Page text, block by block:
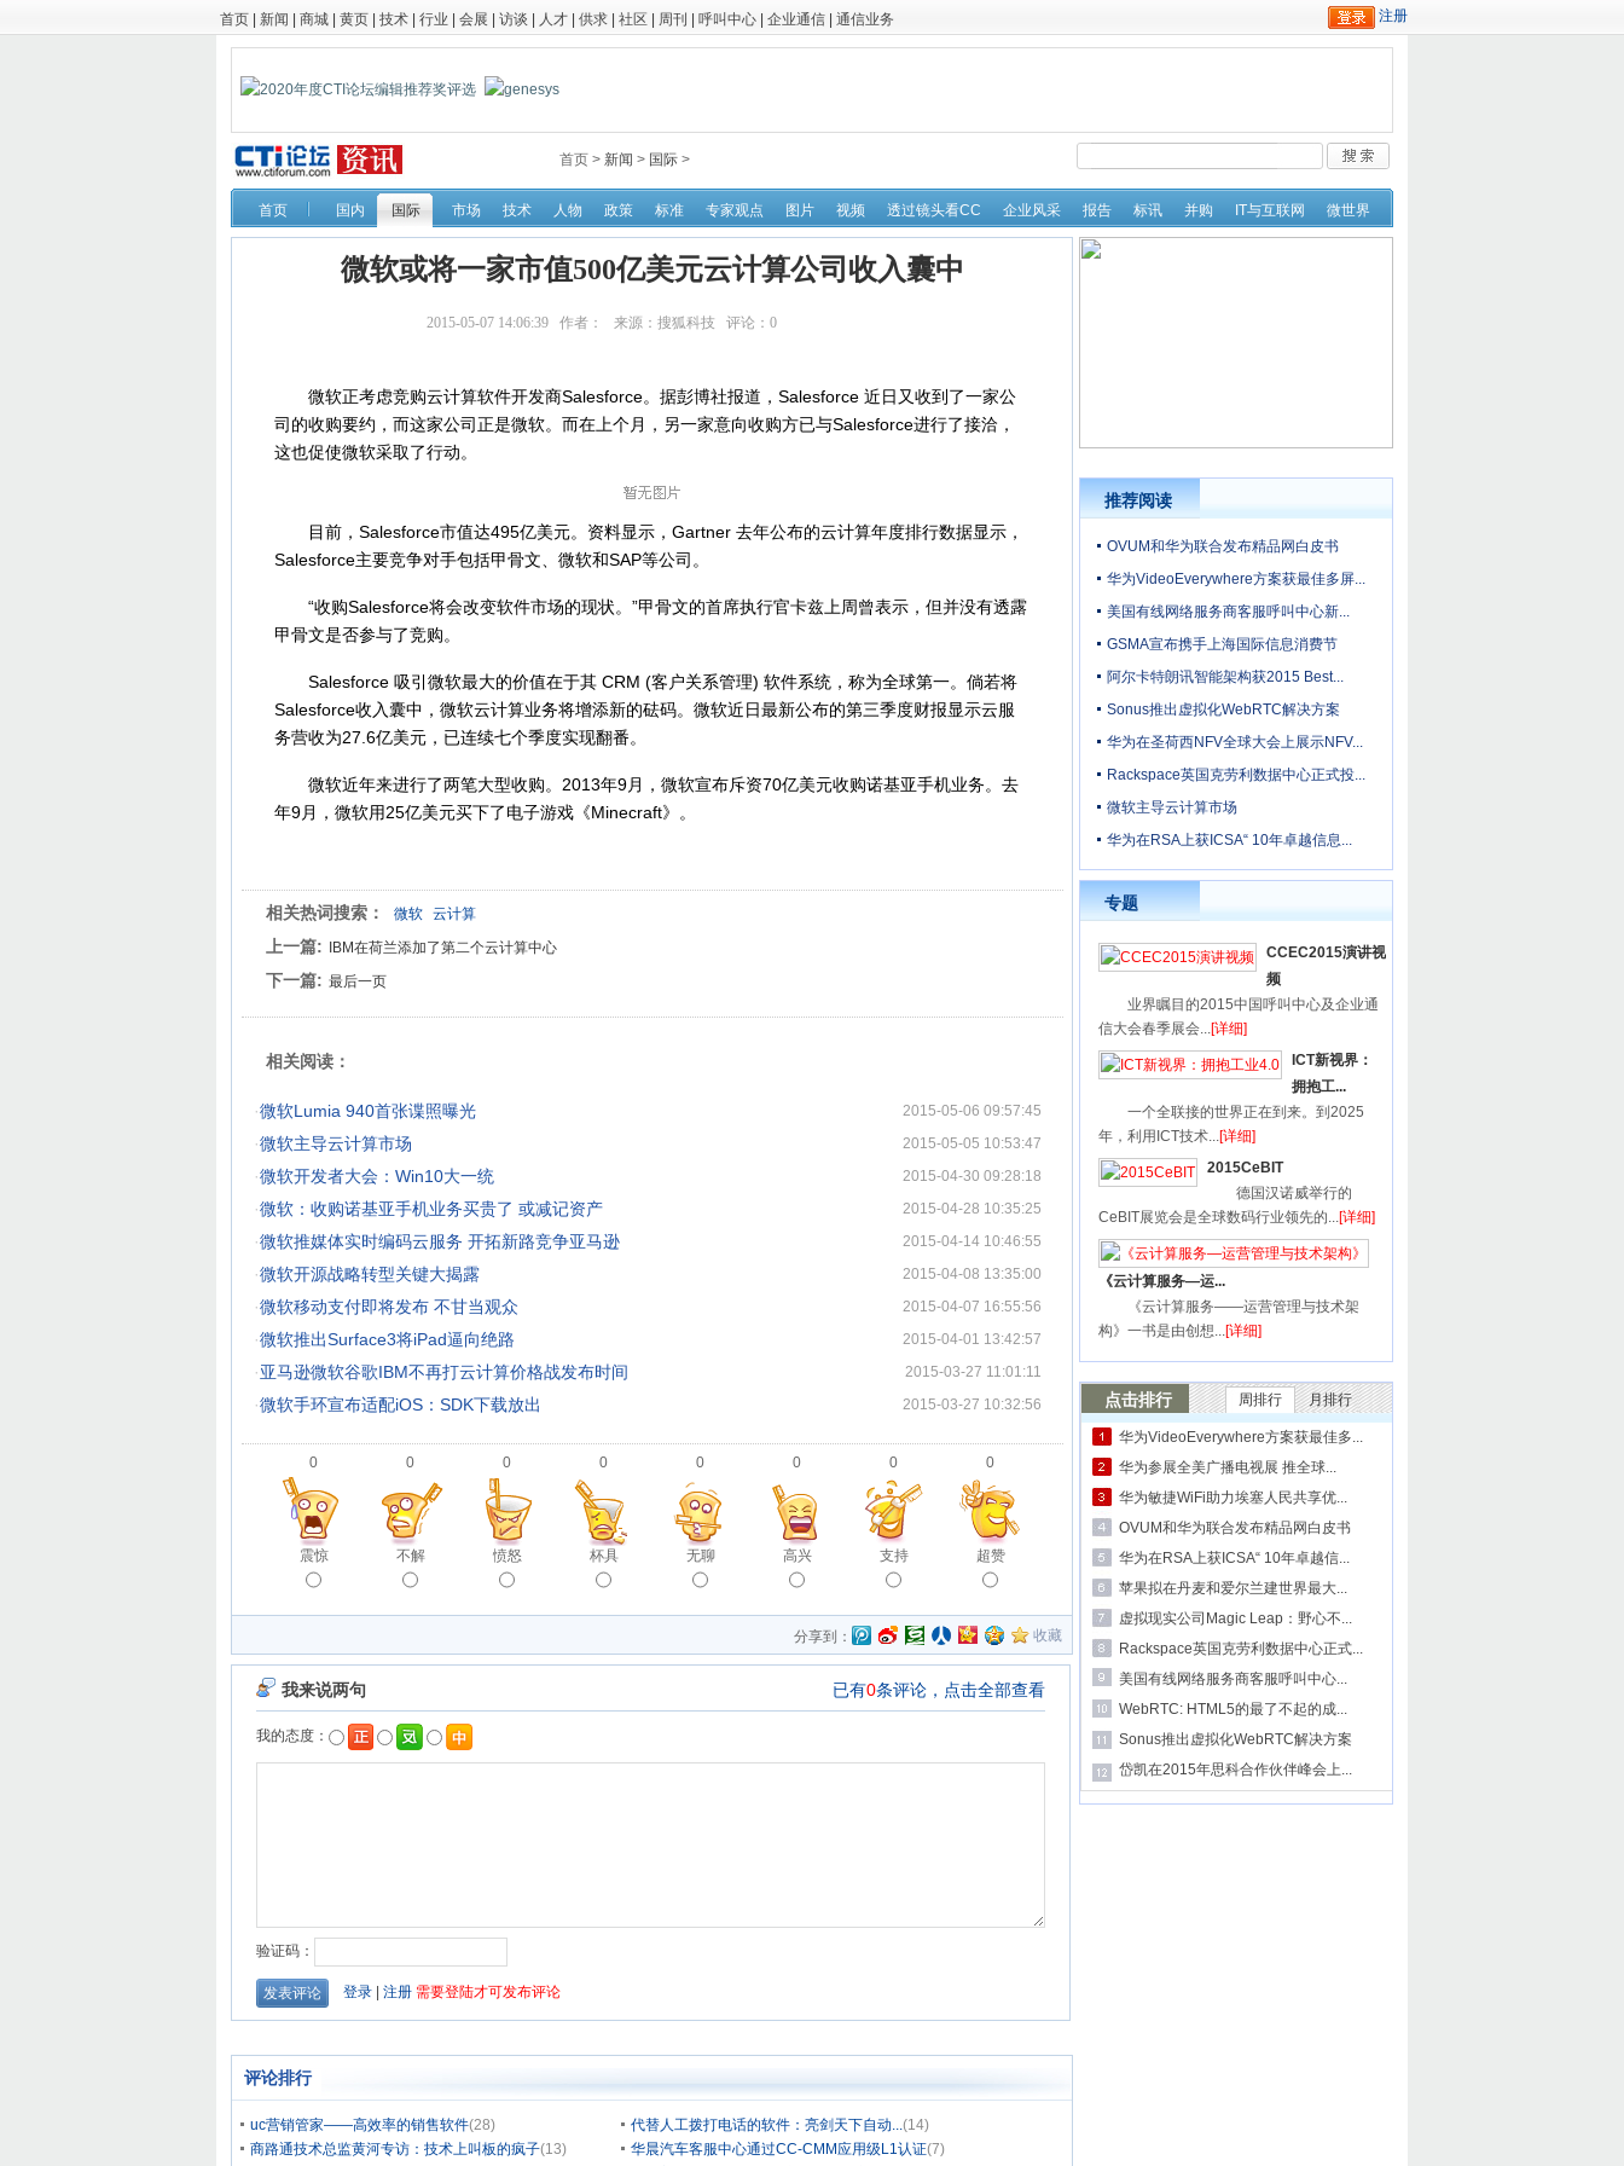
首页 新闻 商城 黄页 技术 行业 会展 访谈 人才 供求 社区 周刊 呼叫中心 企业通信 通信业务
首页 > 新闻 > 国际 >
首页 国内 国际 市场 技术 人物 政策 标准 专家观点 图片 视频 透过镜头看CC 企业风采 报告 标讯 并购 IT与互联网 微世界
微软或将一家市值500亿美元云计算公司收入囊中
2015-05-07 14:06:39 作者： 来源：搜狐科技 评论： 0
微软正考虑竞购云计算软件开发商Salesforce。据彭博社报道，Salesforce 近日又收到了一家公
司的收购要约，而这家公司正是微软。而在上个月，另一家意向收购方已与Salesforce进行了接洽，
这也促使微软采取了行动。
目前，Salesforce市值达495亿美元。资料显示，Gartner 去年公布的云计算年度排行数据显示，
Salesforce主要竞争对手包括甲骨文、微软和SAP等公司。
“收购Salesforce将会改变软件市场的现状。”甲骨文的首席执行官卡兹上周曾表示，但并没有透露
甲骨文是否参与了竞购。
Salesforce 吸引微软最大的价值在于其 CRM (客户关系管理) 软件系统，称为全球第一。倘若将
Salesforce收入囊中，微软云计算业务将增添新的砝码。微软近日最新公布的第三季度财报显示云服
务营收为27.6亿美元，已连续七个季度实现翻番。
微软近年来进行了两笔大型收购。2013年9月，微软宣布斥资70亿美元收购诺基亚手机业务。去
年9月，微软用25亿美元买下了电子游戏《Minecraft》。
相关热词搜索： 微软 云计算
上一篇: IBM在荷兰添加了第二个云计算中心
下一篇: 最后一页
相关阅读：
·微软Lumia 940首张谍照曝光 2015-05-06 09:57:45
·微软主导云计算市场 2015-05-05 10:53:47
·微软开发者大会：Win10大一统 2015-04-30 09:28:18
·微软：收购诺基亚手机业务买贵了 或减记资产 2015-04-28 10:35:25
·微软推媒体实时编码云服务 开拓新路竞争亚马逊 2015-04-14 10:46:55
·微软开源战略转型关键大揭露 2015-04-08 13:35:00
·微软移动支付即将发布 不甘当观众 2015-04-07 16:55:56
·微软推出Surface3将iPad逼向绝路 2015-04-01 13:42:57
·亚马逊微软谷歌IBM不再打云计算价格战发布时间 2015-03-27 11:01:11
·微软手环宣布适配iOS：SDK下载放出 2015-03-27 10:32:56
0
震惊
0
不解
0
愤怒
0
杯具
0
无聊
0
高兴
0
支持
0
超赞
分享到： 收藏
评论排行
uc营销管家——高效率的销售软件(28) 代替人工拨打电话的软件：亮剑天下自动...(14)
商路通技术总监黄河专访：技术上叫板的疯子(13) 华晨汽车客服中心通过CC-CMM应用级L1认证(7)
推荐阅读
OVUM和华为联合发布精品网白皮书
华为VideoEverywhere方案获最佳多屏...
美国有线网络服务商客服呼叫中心新...
GSMA宣布携手上海国际信息消费节
阿尔卡特朗讯智能架构获2015 Best...
Sonus推出虚拟化WebRTC解决方案
华为在圣荷西NFV全球大会上展示NFV...
Rackspace英国克劳利数据中心正式投...
微软主导云计算市场
华为在RSA上获ICSA“ 10年卓越信息...
专题
CCEC2015演讲视
频
业界瞩目的2015中国呼叫中心及企业通
信大会春季展会...[详细]
ICT新视界：
拥抱工...
一个全联接的世界正在到来。到2025
年，利用ICT技术...[详细]
2015CeBIT
德国汉诺威举行的
CeBIT展览会是全球数码行业领先的...[详细]
《云计算服务—运...
《云计算服务——运营管理与技术架
构》一书是由创想...[详细]
点击排行 周排行 月排行
华为VideoEverywhere方案获最佳多...
华为参展全美广播电视展 推全球...
华为敏捷WiFi助力埃塞人民共享优...
OVUM和华为联合发布精品网白皮书
华为在RSA上获ICSA“ 10年卓越信...
苹果拟在丹麦和爱尔兰建世界最大...
虚拟现实公司Magic Leap：野心不...
Rackspace英国克劳利数据中心正式...
美国有线网络服务商客服呼叫中心...
WebRTC: HTML5的最了不起的成...
Sonus推出虚拟化WebRTC解决方案
岱凯在2015年思科合作伙伴峰会上...